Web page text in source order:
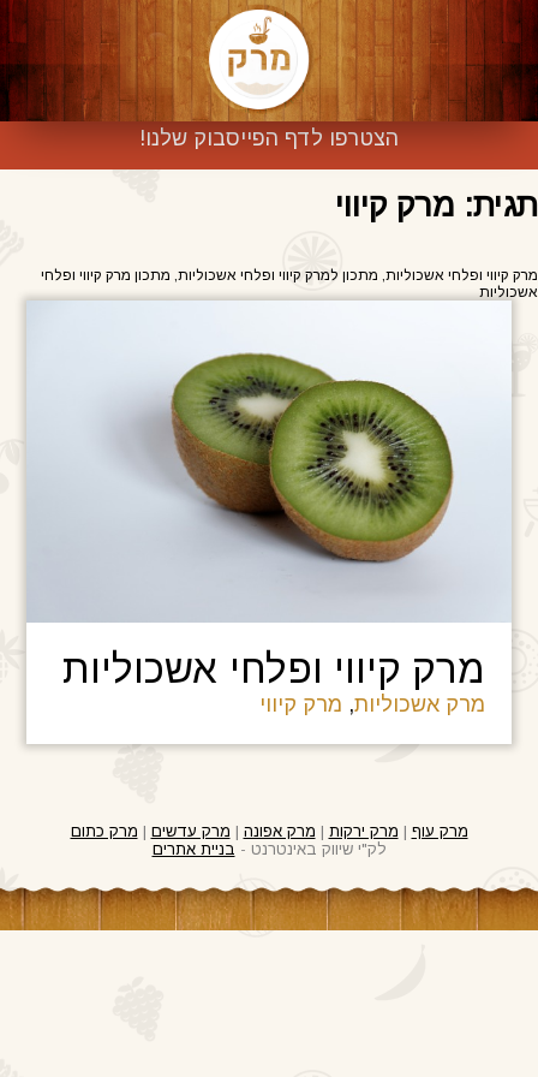
הצטרפו לדף הפייסבוק שלנו!
תגית: מרק קיווי
מרק קיווי ופלחי אשכוליות, מתכון למרק קיווי ופלחי אשכוליות, מתכון מרק קיווי ופלחי
אשכוליות
מרק קיווי ופלחי אשכוליות
מרק אשכוליות, מרק קיווי
מרק עוף | מרק ירקות | מרק אפונה | מרק עדשים | מרק כתום
לק"י שיווק באינטרנט - בניית אתרים